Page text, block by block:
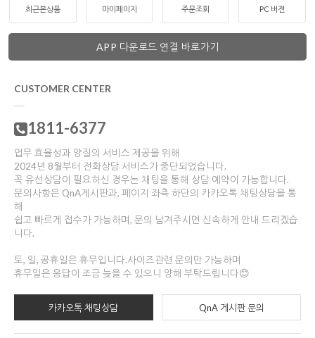
통해
최근본상품 마이페이지 주문조회 PC 버젼
APP 다운로드 연결 바로가기
CUSTOMER CENTER
1811-6377
업무 효율성과 양질의 서비스 제공을 위해
2024년 8월부터 전화상담 서비스가 중단되었습니다.
꼭 유선상담이 필요하신 경우는 채팅을 통해 상담 예약이 가능합니다.
문의사항은 QnA게시판과, 페이지 좌측 하단의 카카오톡 채팅상담을 통
해
쉽고 빠르게 접수가 가능하며, 문의 남겨주시면 신속하게 안내 드리겠습
니다.
토, 일, 공휴일은 휴무입니다.사이즈관련 문의만 가능하며
휴무일은 응답이 조금 늦을 수 있으니 양해 부탁드립니다😊
카카오톡 채팅상담 QnA 게시판 문의